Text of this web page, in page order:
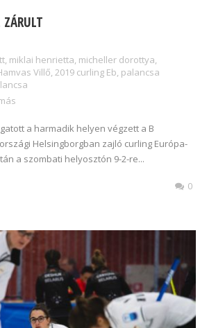
, miklai henrietta, micheller dorottya,
Villő, 2019 curling Eb, palancsa
a harmadik helyen végzett a B
Helsingborgban zajló curling Európa-
a szombati helyosztón 9-2-re...
0